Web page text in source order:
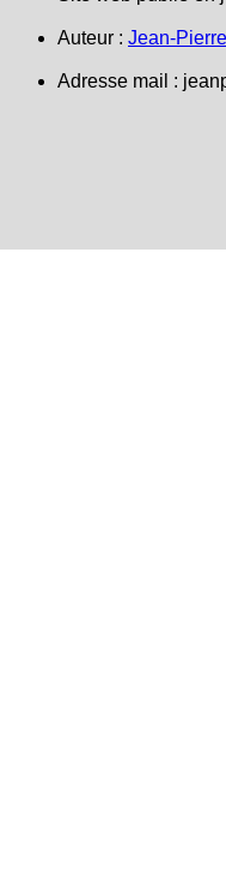
Auteur : Jean-
Adresse mail :